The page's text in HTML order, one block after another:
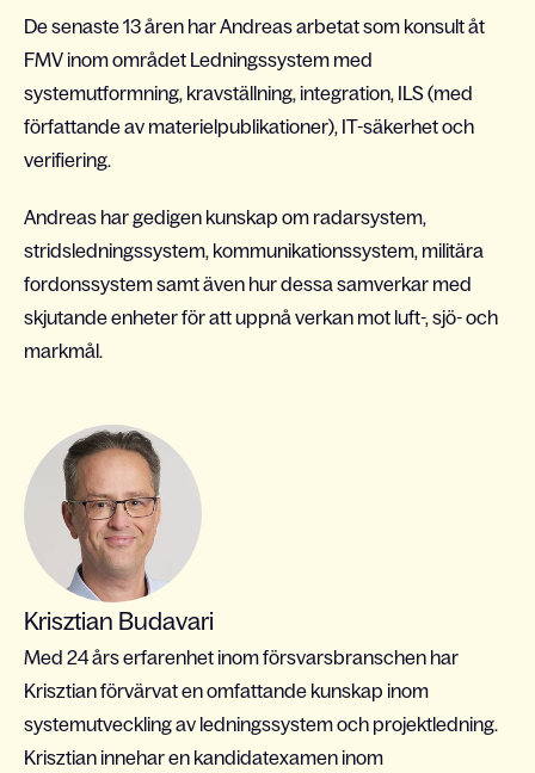
De senaste 13 åren har Andreas arbetat som konsult åt
FMV inom området Ledningssystem med
systemutformning, kravställning, integration, ILS (med
författande av materielpublikationer), IT-säkerhet och
verifiering.
Andreas har gedigen kunskap om radarsystem,
stridsledningssystem, kommunikationssystem, militära
fordonssystem samt även hur dessa samverkar med
skjutande enheter för att uppnå verkan mot luft-, sjö- och
markmål.
Krisztian Budavari
Med 24 års erfarenhet inom försvarsbranschen har
Krisztian förvärvat en omfattande kunskap inom
systemutveckling av ledningssystem och projektledning.
Krisztian innehar en kandidatexamen inom